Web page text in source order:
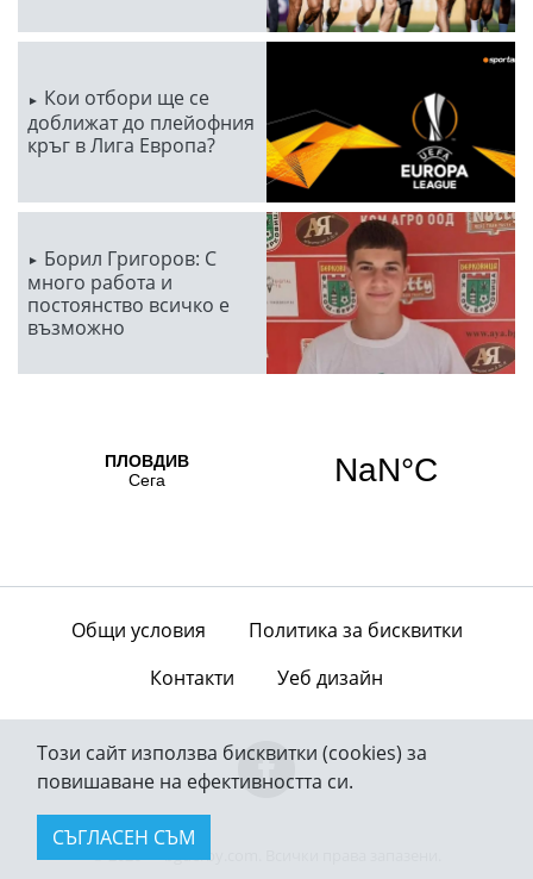
Кои отбори ще се
доближат до плейофния
кръг в Лига Европа?
Борил Григоров: С
много работа и
постоянство всичко е
възможно
Общи условия
Политика за бисквитки
Контакти
Уеб дизайн
© 2026 — bgderby.com. Всички права запазени.
Този сайт използва бисквитки (cookies) за
повишаване на ефективността си.
СЪГЛАСЕН СЪМ